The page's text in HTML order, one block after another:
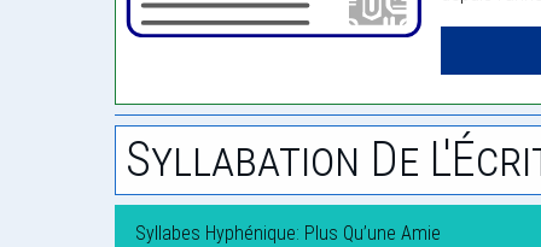
Syllabation De
Syllabes Hyphénique: Plus Qu’une Amie